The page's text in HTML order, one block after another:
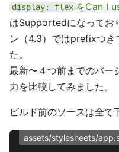
display: flex をCan I
はSupportedになってお
ン（4.3）ではprefixつ
た。
最新〜４つ前までのバー
力を比較してみました。
ビルド前のソースは全て
assets/stylesheets/